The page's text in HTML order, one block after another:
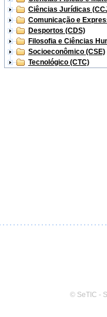
Ciências Jurídicas
Comunicação e
Desportos (CDS)
Filosofia e Ciências
Socioeconômico (CSE)
Tecnológico (CTC)
© SeTIC -